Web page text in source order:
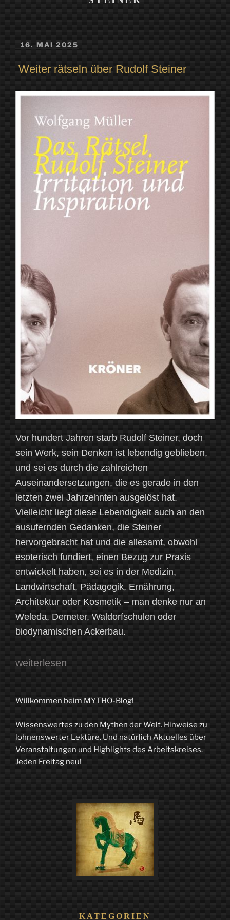
VERÖFFENTLICHT
16. MAI 2025
Weiter rätseln über Rudolf Steiner
Vor hundert Jahren starb Rudolf Steiner, doch
sein Werk, sein Denken ist lebendig geblieben,
und sei es durch die zahlreichen
Auseinandersetzungen, die es gerade in den
letzten zwei Jahrzehnten ausgelöst hat.
Vielleicht liegt diese Lebendigkeit auch an den
ausufernden Gedanken, die Steiner
hervorgebracht hat und die allesamt, obwohl
esoterisch fundiert, einen Bezug zur Praxis
entwickelt haben, sei es in der Medizin,
Landwirtschaft, Pädagogik, Ernährung,
Architektur oder Kosmetik – man denke nur an
Weleda, Demeter, Waldorfschulen oder
biodynamischen Ackerbau.
„Weiter
über
Steiner“
weiterlesen
Willkommen beim MYTHO-Blog!
Wissenswertes zu den Mythen der Welt. Hinweise zu
lohnenswerter Lektüre. Und natürlich Aktuelles über
Veranstaltungen und Highlights des Arbeitskreises.
Jeden Freitag neu!
KATEGORIEN